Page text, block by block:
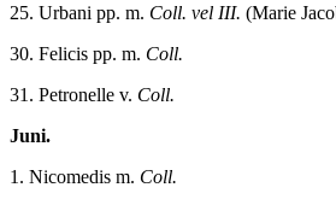
25. Urbani pp. m. Coll. vel III. (Marie
30. Felicis pp. m. Coll.
31. Petronelle v. Coll.
Juni.
1. Nicomedis m. Coll.